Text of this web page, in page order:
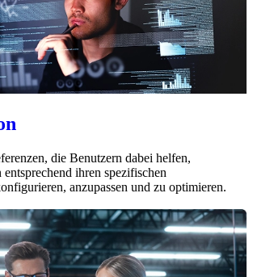
die Benutzern dabei helfen,
entsprechend ihren spezifischen
anzupassen und zu optimieren.